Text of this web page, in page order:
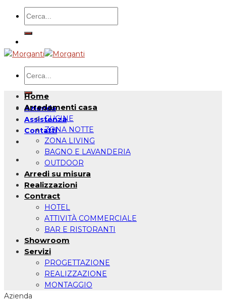
contenuti
Cerca:
Cerca:
Azienda
Assistenza
Contatti
Home
Arredamenti casa
CUCINE
ZONA NOTTE
ZONA LIVING
BAGNO E LAVANDERIA
OUTDOOR
Arredi su misura
Realizzazioni
Contract
HOTEL
ATTIVITÀ COMMERCIALE
BAR E RISTORANTI
Showroom
Servizi
PROGETTAZIONE
REALIZZAZIONE
MONTAGGIO
Azienda